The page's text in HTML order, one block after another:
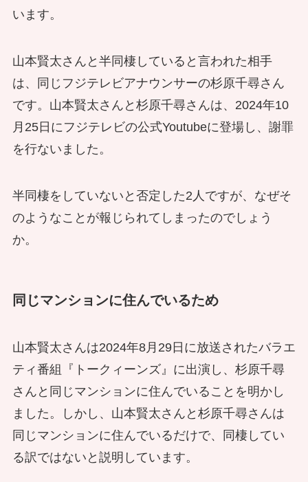
います。
山本賢太さんと半同棲していると言われた相手
は、同じフジテレビアナウンサーの杉原千尋さん
です。山本賢太さんと杉原千尋さんは、2024年10
月25日にフジテレビの公式Youtubeに登場し、謝罪
を行ないました。
半同棲をしていないと否定した2人ですが、なぜそ
のようなことが報じられてしまったのでしょう
か。
同じマンションに住んでいるため
山本賢太さんは2024年8月29日に放送されたバラエ
ティ番組『トークィーンズ』に出演し、杉原千尋
さんと同じマンションに住んでいることを明かし
ました。しかし、山本賢太さんと杉原千尋さんは
同じマンションに住んでいるだけで、同棲してい
る訳ではないと説明しています。